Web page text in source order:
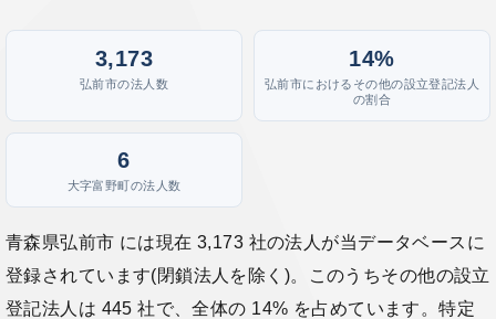
3,173
弘前市の法人数
14%
弘前市におけるその他の設立登記法人
の割合
6
大字富野町の法人数
青森県弘前市 には現在 3,173 社の法人が当データベースに
登録されています(閉鎖法人を除く)。このうちその他の設立
登記法人は 445 社で、全体の 14% を占めています。特定